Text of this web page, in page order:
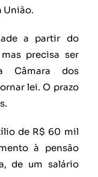
União.
a partir do
precisa ser
Câmara dos
lei. O prazo
de R$ 60 mil
à pensão
de um salário